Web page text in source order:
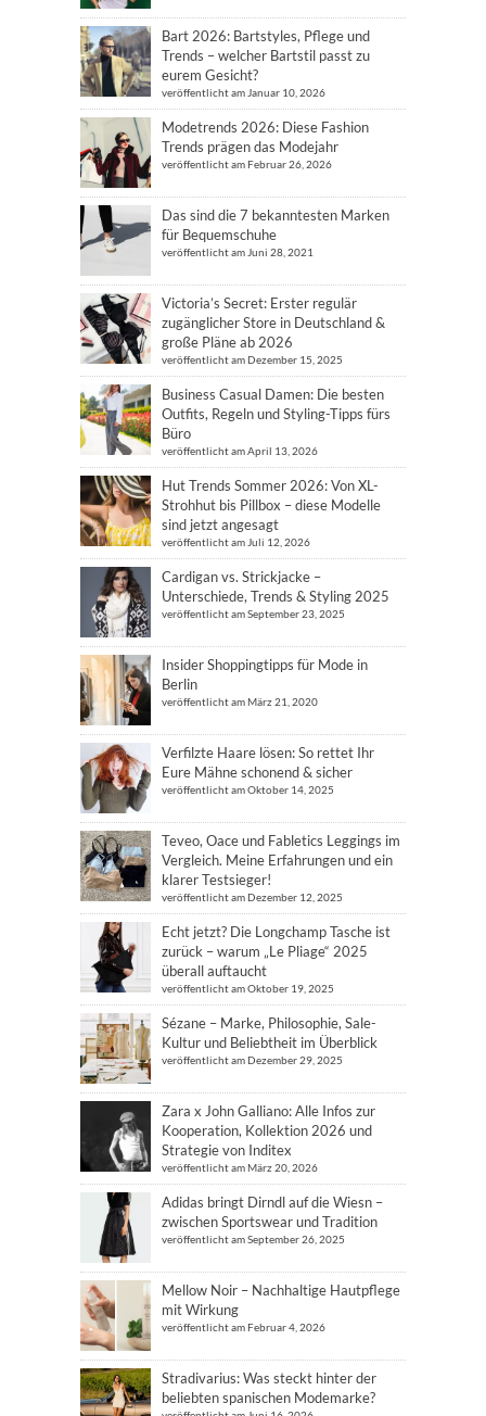
Bart 2026: Bartstyles, Pflege und
Trends – welcher Bartstil passt zu
eurem Gesicht?
veröffentlicht am Januar 10, 2026
Modetrends 2026: Diese Fashion
Trends prägen das Modejahr
veröffentlicht am Februar 26, 2026
Das sind die 7 bekanntesten Marken
für Bequemschuhe
veröffentlicht am Juni 28, 2021
Victoria’s Secret: Erster regulär
zugänglicher Store in Deutschland &
große Pläne ab 2026
veröffentlicht am Dezember 15, 2025
Business Casual Damen: Die besten
Outfits, Regeln und Styling-Tipps fürs
Büro
veröffentlicht am April 13, 2026
Hut Trends Sommer 2026: Von XL-
Strohhut bis Pillbox – diese Modelle
sind jetzt angesagt
veröffentlicht am Juli 12, 2026
Cardigan vs. Strickjacke –
Unterschiede, Trends & Styling 2025
veröffentlicht am September 23, 2025
Insider Shoppingtipps für Mode in
Berlin
veröffentlicht am März 21, 2020
Verfilzte Haare lösen: So rettet Ihr
Eure Mähne schonend & sicher
veröffentlicht am Oktober 14, 2025
Teveo, Oace und Fabletics Leggings im
Vergleich. Meine Erfahrungen und ein
klarer Testsieger!
veröffentlicht am Dezember 12, 2025
Echt jetzt? Die Longchamp Tasche ist
zurück – warum „Le Pliage“ 2025
überall auftaucht
veröffentlicht am Oktober 19, 2025
Sézane – Marke, Philosophie, Sale-
Kultur und Beliebtheit im Überblick
veröffentlicht am Dezember 29, 2025
Zara x John Galliano: Alle Infos zur
Kooperation, Kollektion 2026 und
Strategie von Inditex
veröffentlicht am März 20, 2026
Adidas bringt Dirndl auf die Wiesn –
zwischen Sportswear und Tradition
veröffentlicht am September 26, 2025
Mellow Noir – Nachhaltige Hautpflege
mit Wirkung
veröffentlicht am Februar 4, 2026
Stradivarius: Was steckt hinter der
beliebten spanischen Modemarke?